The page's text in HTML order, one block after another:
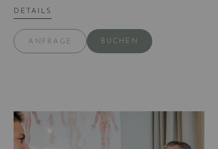
DETAILS
ANFRAGE BUCHEN